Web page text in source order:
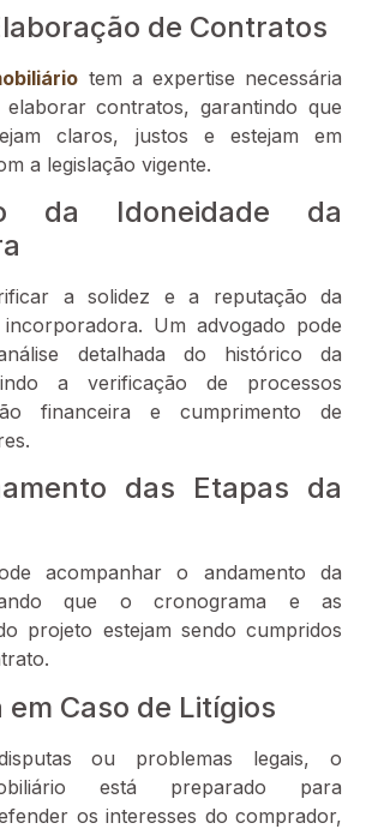
de Contratos
tem a expertise necessária
contratos, garantindo que
claros, justos e estejam em
a legislação vigente.
da Idoneidade da
a solidez e a reputação da
Um advogado pode
detalhada do histórico da
a verificação de processos
financeira e cumprimento de
das Etapas da
acompanhar o andamento da
que o cronograma e as
projeto estejam sendo cumpridos
Caso de Litígios
ou problemas legais, o
está preparado para
os interesses do comprador,